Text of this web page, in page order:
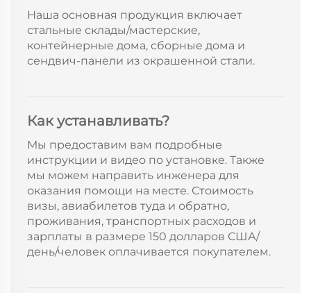
Наша основная продукция включает
стальные склады/мастерские,
контейнерные дома, сборные дома и
сендвич-панели из окрашенной стали.
Как устанавливать?
Мы предоставим вам подробные
инструкции и видео по установке. Также
мы можем направить инженера для
оказания помощи на месте. Стоимость
визы, авиабилетов туда и обратно,
проживания, транспортных расходов и
зарплаты в размере 150 долларов США/
день/человек оплачивается покупателем.